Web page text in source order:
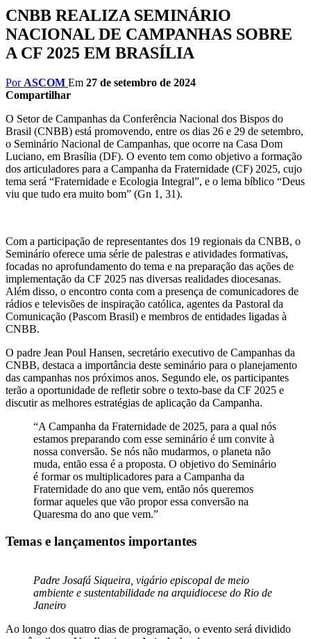
CNBB REALIZA SEMINÁRIO
NACIONAL DE CAMPANHAS SOBRE
A CF 2025 EM BRASÍLIA
Por ASCOM Em 27 de setembro de 2024
Compartilhar
O Setor de Campanhas da Conferência Nacional dos Bispos do
Brasil (CNBB) está promovendo, entre os dias 26 e 29 de setembro,
o Seminário Nacional de Campanhas, que ocorre na Casa Dom
Luciano, em Brasília (DF). O evento tem como objetivo a formação
dos articuladores para a Campanha da Fraternidade (CF) 2025, cujo
tema será “Fraternidade e Ecologia Integral”, e o lema bíblico “Deus
viu que tudo era muito bom” (Gn 1, 31).
Com a participação de representantes dos 19 regionais da CNBB, o
Seminário oferece uma série de palestras e atividades formativas,
focadas no aprofundamento do tema e na preparação das ações de
implementação da CF 2025 nas diversas realidades diocesanas.
Além disso, o encontro conta com a presença de comunicadores de
rádios e televisões de inspiração católica, agentes da Pastoral da
Comunicação (Pascom Brasil) e membros de entidades ligadas à
CNBB.
O padre Jean Poul Hansen, secretário executivo de Campanhas da
CNBB, destaca a importância deste seminário para o planejamento
das campanhas nos próximos anos. Segundo ele, os participantes
terão a oportunidade de refletir sobre o texto-base da CF 2025 e
discutir as melhores estratégias de aplicação da Campanha.
“A Campanha da Fraternidade de 2025, para a qual nós
estamos preparando com esse seminário é um convite à
nossa conversão. Se nós não mudarmos, o planeta não
muda, então essa é a proposta. O objetivo do Seminário
é formar os multiplicadores para a Campanha da
Fraternidade do ano que vem, então nós queremos
formar aqueles que vão propor essa conversão na
Quaresma do ano que vem.”
Temas e lançamentos importantes
Padre Josafá Siqueira, vigário episcopal de meio
ambiente e sustentabilidade na arquidiocese do Rio de
Janeiro
Ao longo dos quatro dias de programação, o evento será dividido